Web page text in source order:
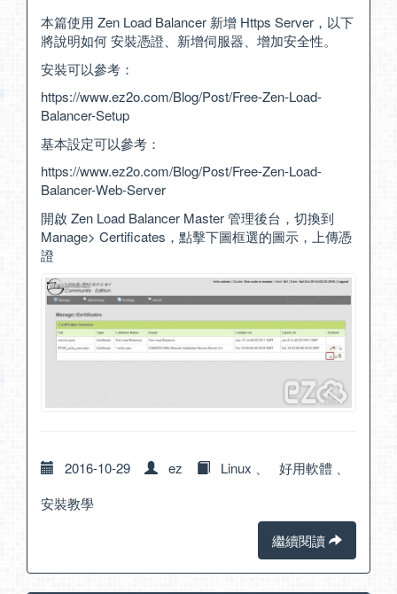
本篇使用 Zen Load Balancer 新增 Https Server，以下
將說明如何 安裝憑證、新增伺服器、增加安全性。
安裝可以參考：
https://www.ez2o.com/Blog/Post/Free-Zen-Load-
Balancer-Setup
基本設定可以參考：
https://www.ez2o.com/Blog/Post/Free-Zen-Load-
Balancer-Web-Server
開啟 Zen Load Balancer Master 管理後台，切換到
Manage> Certificates，點擊下圖框選的圖示，上傳憑
證
2016-10-29 ez Linux 好用軟體
安裝教學
繼續閱讀